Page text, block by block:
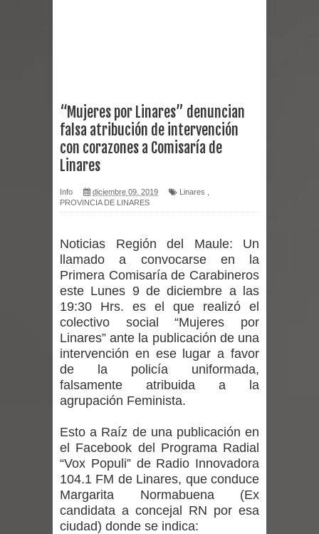
intercambio musical y pedagógico
Alta positividad en influenza hace que
vacunarse
Mario Meza endurece críticas contra
ministra de Salud por dejar fuera a
Linares: “No dará la cara”
Seremi de Desarrollo Social y Familia
mantiene despliegue para apoyar a
niños y adolescentes durante la
emergencia.
Del anime al K-pop: especialistas U.
de Chile analizan el creciente interés
“Mujeres por Linares” denuncian
falsa atribución de intervención
con corazones a Comisaría de
Linares
Info diciembre 09, 2019 Linares
PROVINCIA DE LINARES
Noticias Región del Maule: Un
llamado a convocarse en la
Primera Comisaría de Carabineros
este Lunes 9 de diciembre a las
19:30 Hrs. es el que realizó el
colectivo social “Mujeres por
Linares” ante la publicación de una
intervención en ese lugar a favor
de la policía uniformada,
falsamente atribuida a la
agrupación Feminista.
Esto a Raíz de una publicación en
el Facebook del Programa Radial
“Vox Populi” de Radio Innovadora
104.1 FM de Linares, que conduce
Margarita Normabuena (Ex
candidata a concejal RN por esa
ciudad) donde se indica: